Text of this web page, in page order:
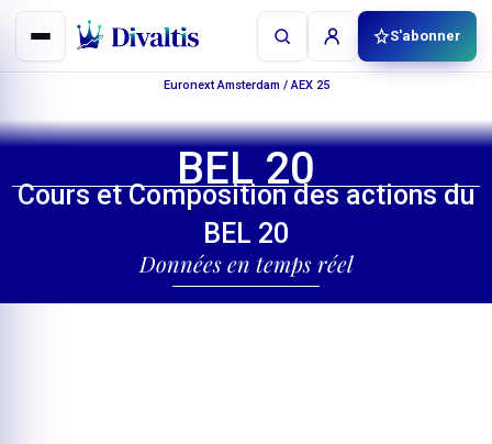
Aller
contenu
S'abonner
Euronext Amsterdam /AEX 25
BEL 20
Cours et Composition des actions du
BEL 20
Données en temps réel